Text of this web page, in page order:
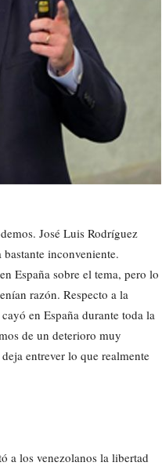
José Luis Rodríguez
inconveniente.
España sobre el tema, pero lo
razón. Respecto a la
en España durante toda la
de un deterioro muy
entrever lo que realmente
a los venezolanos la libertad